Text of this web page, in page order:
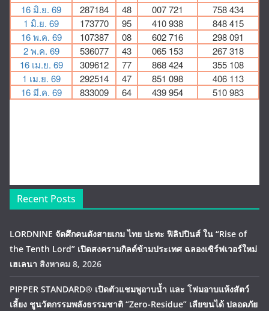
Recent Posts
LORDNINE จัดศึกคนดังสายเกม ไทย ปะทะ ฟิลิปปินส์ ใน “Rise of
the Tenth Lord” เปิดสงครามกิลด์ข้ามประเทศ ฉลองเซิร์ฟเวอร์ใหม่
เฮเลนา สิงหาคม 8, 2026
PIPPER STANDARD® เปิดตัวแชมพูอาบน้ำ และ โฟมอาบแห้งสัตว์
เลี้ยง ชูนวัตกรรมพลังธรรมชาติ “Zero-Residue” เลียขนได้ ปลอดภัย